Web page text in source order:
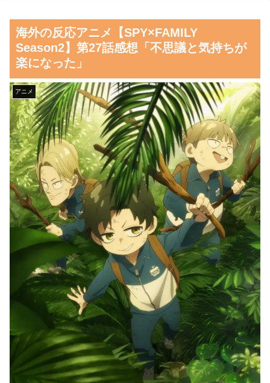
で600万再生ｗｗｗｗｗｗｗｗ
【朗報】齋藤飛鳥、前屈みで
完全に見えてる動画が拡散され
てしまう…
磁気嵐、地球由来のイオンが
主導…JAXAの衛星「あらせ」
が観測！
舌を絡ませて、唾液交換して
── ちゅっちゅしながらの濃厚
エッ画像♪
海外「日本よ、お前がナンバ
ーワンだ」 熊本地震直後の日
本の対応のスピードに世界が衝
【画像】顔100点、体30点の
女ｗｗｗ
Powered by livedoor 相互RSS
外が超感動
韓国人「韓国サッカー協会の
審判買収、遂に海外でも話題
われる…（ﾌﾞﾙﾌﾞﾙ」＝韓国の
反応
韓国人「どうやら五輪サッカ
ー日韓戦でも審判の接待があっ
た模様…」→「メダル剥奪なの
では…？（ﾌﾞﾙﾌﾞﾙ」＝韓国の
反応
韓国人「MLBで日本人より韓
国人選手のほうがこの能力だけ
は上だよね」
韓国人「韓国のネットフリッ
クスで初めて１位になった日本
のコンテンツについて」「今シ
ーズンは女性が可愛い」
韓国人「意外に日本との関係
が深い地球の裏側の国がこちら
です‥」→「国境を越えた驚く
海外の反応アニメ【SPY×FAMILY
Season2】第27話感想「不思議と気持ちが
楽になった」
アニメ